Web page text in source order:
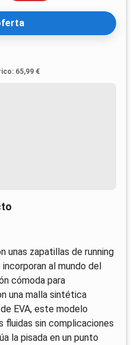
: 65,99 €
unas zapatillas de running
al mundo del
cómoda para
una malla sintética
EVA, este modelo
fluidas sin complicaciones
la pisada en un punto